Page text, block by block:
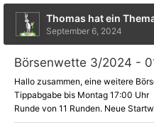
Thomas hat ein
September 6, 2024
Börsenwette 3/2024 -
Hallo zusammen, eine weitere
Tippabgabe bis Montag 17:00 Uhr